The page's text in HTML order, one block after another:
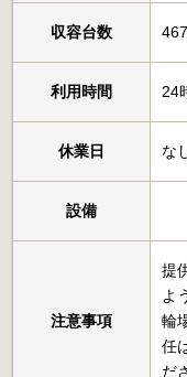
収容台数
利用時間 24
休業日 な
設備
注意事項
提
よ
輪
任
だ